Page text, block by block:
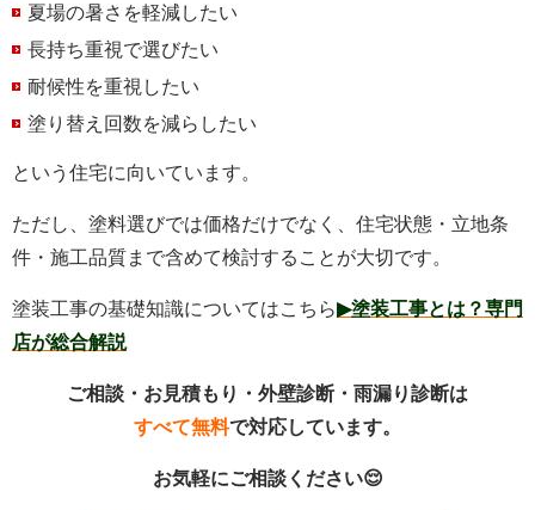
夏場の暑さを軽減したい
長持ち重視で選びたい
耐候性を重視したい
塗り替え回数を減らしたい
という住宅に向いています。
ただし、塗料選びでは価格だけでなく、住宅状態・立地条
件・施工品質まで含めて検討することが大切です。
塗装工事の基礎知識についてはこちら▶塗装工事とは？専門
店が総合解説
ご相談・お見積もり・外壁診断・雨漏り診断は
すべて無料で対応しています。
お気軽にご相談ください😌